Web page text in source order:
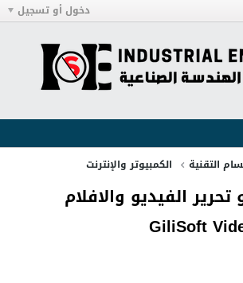
دخول أو تسجيل
التقنية الكمبيوتر والإنترنت
الفيديو والافلام
GiliSoft